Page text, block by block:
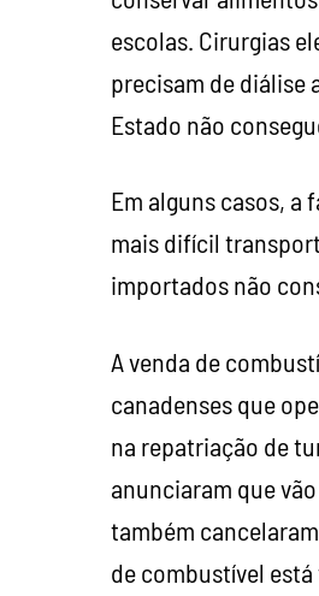
escolas. Cirurgias
precisam de diálise
Estado não
Em alguns casos, a
mais difícil
importados não
A venda de
canadenses que
na repatriação de
anunciaram que
também
de combustível